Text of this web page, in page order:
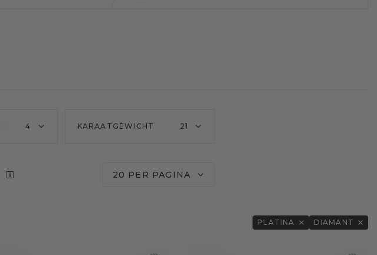
4 KARAATGEWICHT 21
20 PER PAGINA
PLATINA DIAMANT